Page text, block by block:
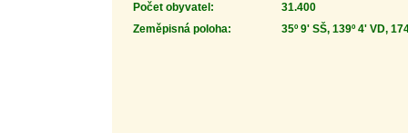
Počet obyvatel:
31.400
Zeměpisná poloha:
35º 9' SŠ, 139º 4' VD,